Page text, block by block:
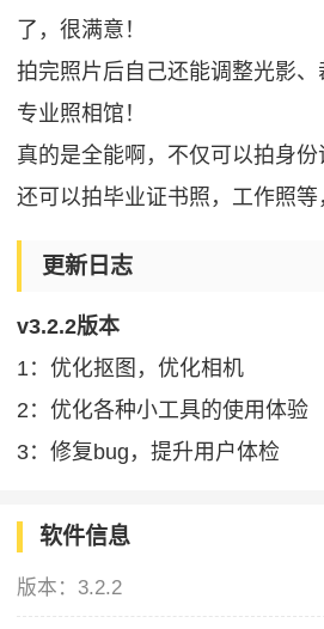
了，很满意！
拍完照片后自己还能调整光影
专业照相馆！
真的是全能啊，不仅可以拍身份
还可以拍毕业证书照，工作照等
更新日志
v3.2.2版本
1：优化抠图，优化相机
2：优化各种小工具的使用体验
3：修复bug，提升用户体检
软件信息
版本： 3.2.2